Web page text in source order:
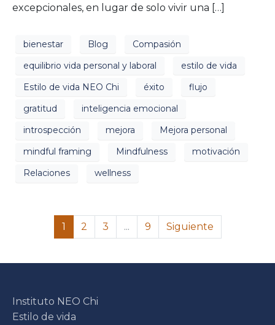
excepcionales, en lugar de solo vivir una […]
bienestar Blog
Compasión
equilibrio vida personal y laboral
estilo de vida
Estilo de vida NEO Chi
éxito
flujo
gratitud
inteligencia emocional
introspección
mejora
Mejora personal
mindful framing
Mindfulness
motivación
Relaciones
wellness
1 2 3 ... 9 Siguiente
Instituto NEO Chi
Estilo de vida